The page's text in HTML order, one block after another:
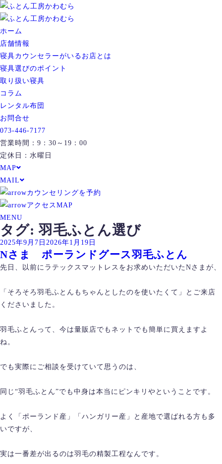
ホーム
店舗情報
寝具カウンセラーがいるお店とは
寝具選びのポイント
取り扱い寝具
コラム
レンタル布団
お問合せ
073-446-7177
営業時間：9：30～19：00
定休日：水曜日
MAP
MAIL
カウンセリングを予約
アクセスMAP
MENU
タグ:羽毛ふとん選び
投
稿
日:
2025年9月7日 2026年1月19日
Nさま ポーランドグース羽毛ふとん
先日、以前にラテックスマットレスをお求めいただいたNさまが、
「そろそろ羽毛ふとんもちゃんとしたのを使いたくて」とご来店
くださいました。
羽毛ふとんって、今は量販店でもネットでも簡単に買えますよ
ね。
でも実際にご相談を受けていて思うのは、
同じ“羽毛ふとん”でも中身は本当にピンキリやということです。
よく「ポーランド産」「ハンガリー産」と産地で選ばれる方も多
いですが、
実は一番差が出るのは羽毛の精製工程なんです。